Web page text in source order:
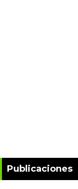
Publicaciones